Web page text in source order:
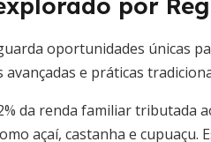
oportunidades únicas
avançadas e práticas
da renda familiar tributada
açaí, castanha e